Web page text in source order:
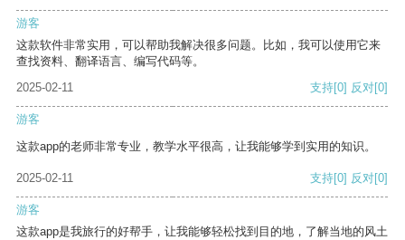
游客
这款软件非常实用，可以帮助我解决很多问题。比如，我可以使用它来
查找资料、翻译语言、编写代码等。
2025-02-11
支持[0] 反对[0]
游客
这款app的老师非常专业，教学水平很高，让我能够学到实用的知识。
2025-02-11 支持[0] 反对[0]
游客
这款app是我旅行的好帮手，让我能够轻松找到目的地，了解当地的风土